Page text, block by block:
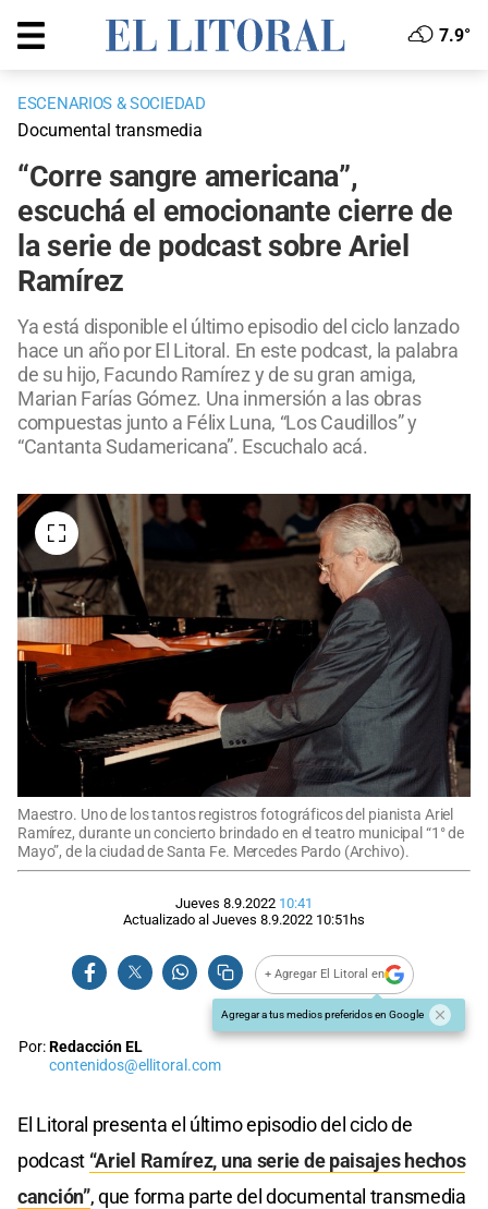
7.9°
ESCENARIOS & SOCIEDAD
Documental transmedia
“Corre sangre americana”,
escuchá el emocionante cierre de
la serie de podcast sobre Ariel
Ramírez
Ya está disponible el último episodio del ciclo lanzado
hace un año por El Litoral. En este podcast, la palabra
de su hijo, Facundo Ramírez y de su gran amiga,
Marian Farías Gómez. Una inmersión a las obras
compuestas junto a Félix Luna, “Los Caudillos” y
“Cantanta Sudamericana”. Escuchalo acá.
Maestro. Uno de los tantos registros fotográficos del pianista Ariel
Ramírez, durante un concierto brindado en el teatro municipal “1° de
Mayo”, de la ciudad de Santa Fe. Mercedes Pardo (Archivo).
Jueves 8.9.2022 10:41
Actualizado al Jueves 8.9.2022 10:51hs
+ Agregar El Litoral en
Agregar a tus medios preferidos en Google
Por:Redacción EL
contenidos@ellitoral.com
El Litoral presenta el último episodio del ciclo de
podcast “Ariel Ramírez, una serie de paisajes hechos
canción”, que forma parte del documental transmedia